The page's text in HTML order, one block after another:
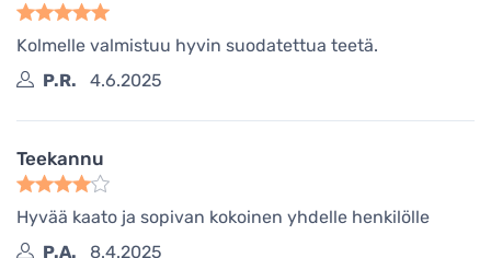
Kolmelle valmistuu hyvin suodatettua teetä.
P.R.
4.6.2025
Teekannu
Hyvää kaato ja sopivan kokoinen yhdelle henkilölle
P.A.
8.4.2025